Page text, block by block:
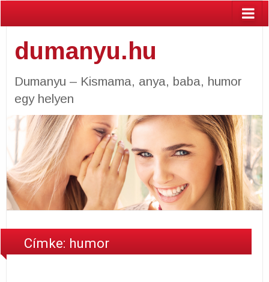
dumanyu.hu
Dumanyu – Kismama, anya, baba, humor
egy helyen
Címke: humor